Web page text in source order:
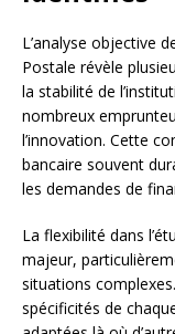
L’analyse objective
Postale révèle
la stabilité de
nombreux
l’innovation. Cette
bancaire souvent
les demandes de
La flexibilité dans
majeur,
situations
spécificités de